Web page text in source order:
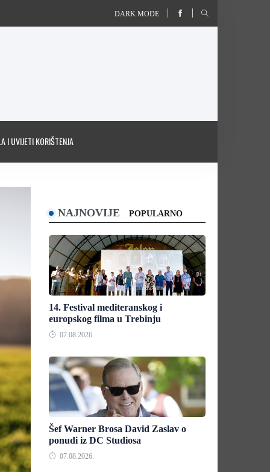
DARK MODE
I UVIJETI KORIŠTENJA
NAJNOVIJE POPULARNO
14. Festival mediteranskog i
europskog filma u Trebinju
07.08.2026.
Šef Warner Brosa David Zaslav o
ponudi iz DC Studiosa
07.08.2026.